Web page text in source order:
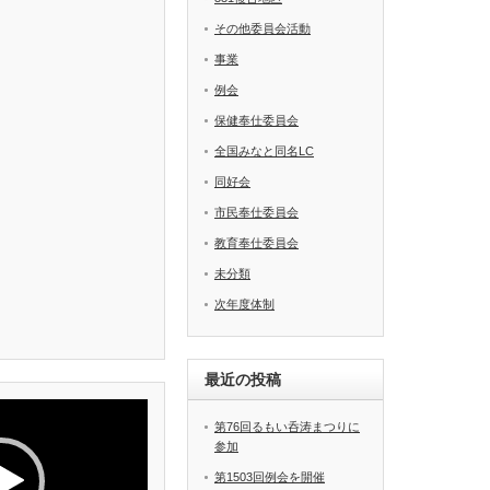
その他委員会活動
事業
例会
保健奉仕委員会
全国みなと同名LC
同好会
市民奉仕委員会
教育奉仕委員会
未分類
次年度体制
最近の投稿
第76回るもい呑涛まつりに
参加
第1503回例会を開催